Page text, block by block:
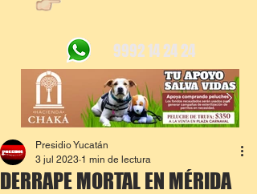
9992 14 24 24
DERRAPE MORTAL EN MÉRIDA
Presidio Yucatán
3 jul 2023 1 min de lectura